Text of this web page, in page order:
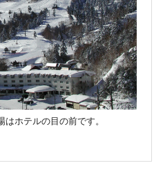
ホテルの目の前です。